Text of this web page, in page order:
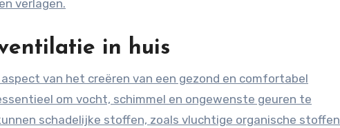
verlagen.
in huis
van het creëren van een gezond en comfortabel
om vocht, schimmel en ongewenste geuren te
schadelijke stoffen, zoals vluchtige organische stoffen